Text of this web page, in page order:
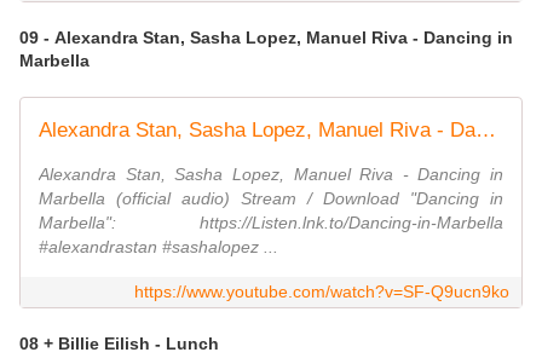
09 - Alexandra Stan, Sasha Lopez, Manuel Riva - Dancing in
Marbella
Alexandra Stan, Sasha Lopez, Manuel Riva - Dancing in Marbella (official audio)
Alexandra Stan, Sasha Lopez, Manuel Riva - Dancing in
Marbella (official audio) Stream / Download "Dancing in
Marbella": https://Listen.lnk.to/Dancing-in-Marbella
#alexandrastan #sashalopez ...
https://www.youtube.com/watch?v=SF-Q9ucn9ko
08 + Billie Eilish - Lunch